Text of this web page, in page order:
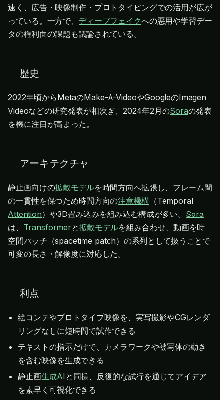
速く、広告・映像制作・プロトタイピングでの活用が広が
っている。一方で、 ディープフェイクへの悪用や学習デー
タの権利面の課題も議論されている。
歴史
2022年頃からMetaのMake-A-VideoやGoogleのImagen
Videoなどの研究発表が相次ぎ、2024年2月のSoraの発表
を機に注目が高まった。
アーキテクチャ
静止画向けの拡散モデルを時間方向へ拡張し、フレーム間
の一貫性を保つため時間方向の注意機構 （Temporal
Attention）や3D畳み込みを組み込む構成が多い。 Sora
は、 Transformerと拡散モデルを組み合わせ、動画を時
空間パッチ（spacetime patch）の系列として扱うことで
可変の長さ・解像度に対応した。
利点
絵コンテやプロトタイプ映像を、実写撮影やCGレンダ
リングなしに短時間で試作できる
テキストの指示だけで、カメラワークや被写体の動き
を含む映像を生成できる
静止画生成AIと同様、反復的な試行を通じてアイデア
を素早く可視化できる